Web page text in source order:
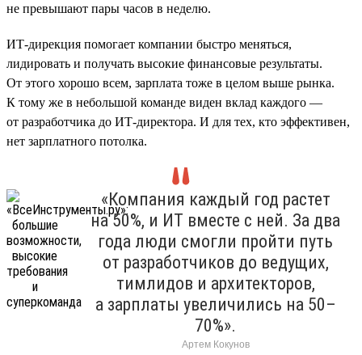
не превышают пары часов в неделю.
ИТ-дирекция помогает компании быстро меняться,
лидировать и получать высокие финансовые результаты.
От этого хорошо всем, зарплата тоже в целом выше рынка.
К тому же в небольшой команде виден вклад каждого —
от разработчика до ИТ-директора. И для тех, кто эффективен,
нет зарплатного потолка.
«Компания каждый год растет
на 50%, и ИТ вместе с ней. За два
года люди смогли пройти путь
от разработчиков до ведущих,
тимлидов и архитекторов,
а зарплаты увеличились на 50–
70%».
Артем Кокунов